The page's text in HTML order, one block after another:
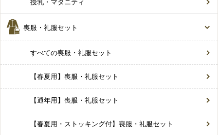
授乳・マタニティ
喪服・礼服セット
すべての喪服・礼服セット
【春夏用】喪服・礼服セット
【通年用】喪服・礼服セット
【春夏用・ストッキング付】喪服・礼服セット